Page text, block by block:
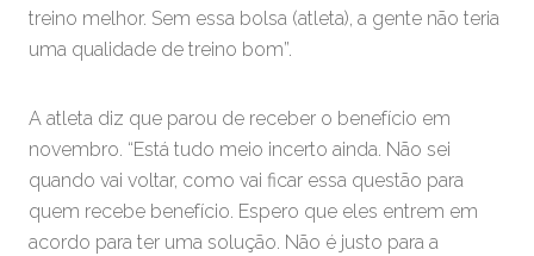
treino melhor. Sem essa bolsa (atleta), a gente não teria
uma qualidade de treino bom”.
A atleta diz que parou de receber o benefício em
novembro. “Está tudo meio incerto ainda. Não sei
quando vai voltar, como vai ficar essa questão para
quem recebe benefício. Espero que eles entrem em
acordo para ter uma solução. Não é justo para a